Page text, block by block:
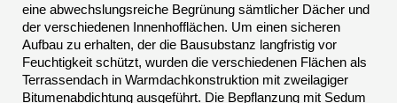
eine abwechslungsreiche Begrünung sämtlicher Dächer und
der verschiedenen Innenhofflächen. Um einen sicheren
Aufbau zu erhalten, der die Bausubstanz langfristig vor
Feuchtigkeit schützt, wurden die verschiedenen Flächen als
Terrassendach in Warmdachkonstruktion mit zweilagiger
Bitumenabdichtung ausgeführt. Die Bepflanzung mit Sedum